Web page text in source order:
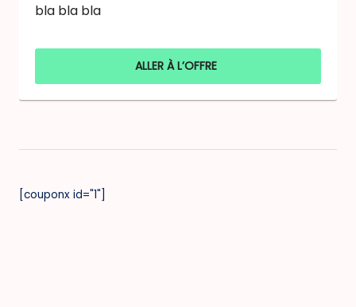
bla bla bla
ALLER À L’OFFRE
[couponx id="1"]